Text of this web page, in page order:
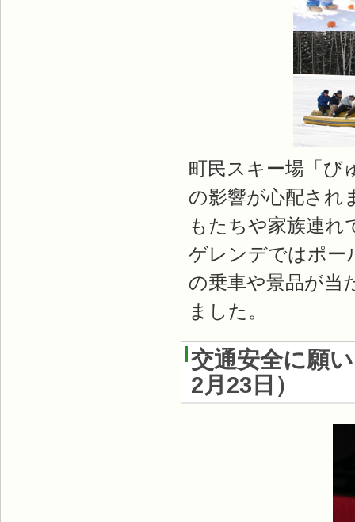
町民スキー場「び
の影響が心配され
もたちや家族連れ
ゲレンデではポー
の乗車や景品が当
ました。
交通安全に願
2月23日 ）